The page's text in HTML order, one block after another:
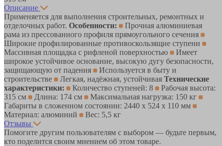
Описание
Применяется для выполнения строительных, ремонтных и
отделочных работ. Особенности:
Прочная алюминиевая
рама из прессованного профиля прямоугольного сечения
Широкие профилированные противоскользящие ступени
Массивная площадка с рифленой поверхностью
Имеет
широкое устойчивое основание, высокую дугу безопасности,
защищающую от падения
Используется в быту и
строительстве
Легкая, надёжная, устойчивая Технические
характеристики:
Количество ступеней: 8
Рабочая высота:
315 cм
Длина: 174 cм
Максимальная нагрузка: 150 кг
Габариты в сложенном состоянии: 2440 х 524 х 110 мм
Материал: алюминий
Вес: 5,5 кг
Отзывы
Помогите другим пользователям с выбором — будьте первым,
кто поделится своим мнением об этом товаре.